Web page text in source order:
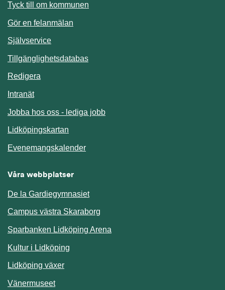
Tyck till om kommunen
Gör en felanmälan
SjälvserviceLänk till annan webbplats.
TillgänglighetsdatabasLänk till annan webbplats.
Redigera
IntranätLänk till annan webbplats.
Jobba hos oss - lediga jobb
Lidköpingskartan
EvenemangskalenderLänk till annan webbplats.
Våra webbplatser
De la Gardiegymnasiet
Campus västra Skaraborg
Sparbanken Lidköping Arena
Kultur i Lidköping
Lidköping växer
Vänermuseet